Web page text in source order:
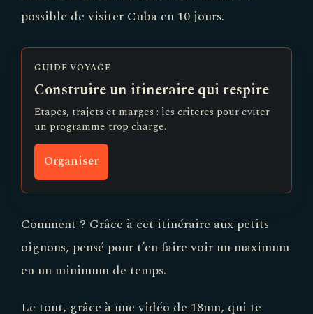
possible de visiter Cuba en 10 jours.
GUIDE VOYAGE
Construire un itineraire qui respire
Etapes, trajets et marges : les criteres pour eviter
un programme trop charge.
Organiser
Comment ? Grâce à cet itinéraire aux petits
oignons, pensé pour t’en faire voir un maximum
en un minimum de temps.
Le tout, grâce à une vidéo de 18mn, qui te